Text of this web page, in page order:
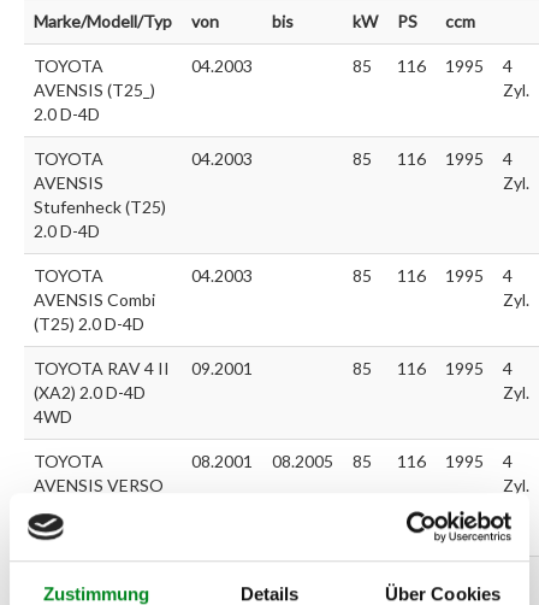
Zustimmung Details Über Cookies
Marke/Modell/Typ von bis kW PS ccm
TOYOTA
AVENSIS (T25_)
2.0 D-4D
04.2003 85 116 1995
4
Zyl.
TOYOTA
AVENSIS
Stufenheck (T25)
2.0 D-4D
04.2003 85 116 1995
4
Zyl.
TOYOTA
AVENSIS Combi
(T25) 2.0 D-4D
04.2003 85 116 1995
4
Zyl.
TOYOTA RAV 4 II
(XA2) 2.0 D-4D
4WD
09.2001 85 116 1995
4
Zyl.
TOYOTA
AVENSIS VERSO
(_CLM2_, _ACM2_)
2.0 D-4D
08.2001 08.2005 85 116 1995
4
Zyl.